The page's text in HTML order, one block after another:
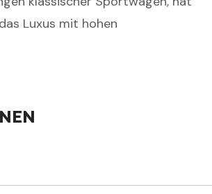
Luxus mit hohen